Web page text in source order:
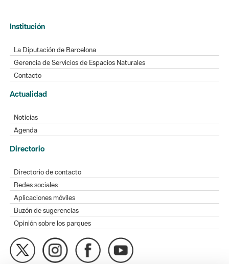
Institución
La Diputación de Barcelona
Gerencia de Servicios de Espacios Naturales
Contacto
Actualidad
Noticias
Agenda
Directorio
Directorio de contacto
Redes sociales
Aplicaciones móviles
Buzón de sugerencias
Opinión sobre los parques